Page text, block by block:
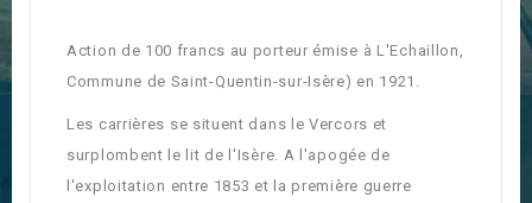
Action de 100 francs au porteur émise à L'Echaillon,
Commune de Saint-Quentin-sur-Isère) en 1921.
Les carrières se situent dans le Vercors et
surplombent le lit de l'Isère. A l'apogée de
l'exploitation entre 1853 et la première guerre